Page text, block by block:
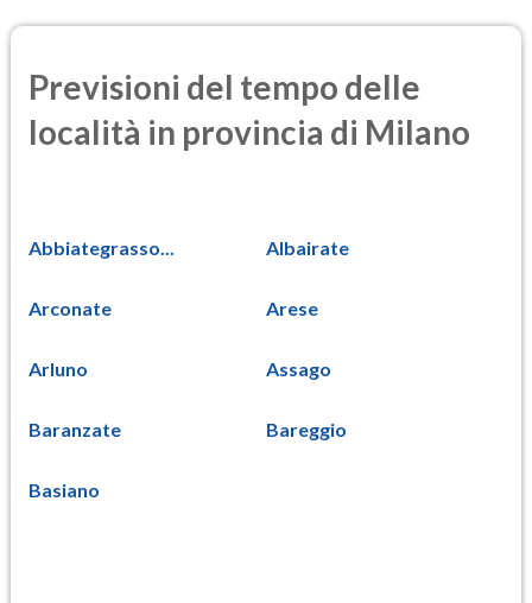
Previsioni del tempo delle
località in provincia di Milano
Abbiategrasso... Albairate
Arconate Arese
Arluno Assago
Baranzate Bareggio
Basiano